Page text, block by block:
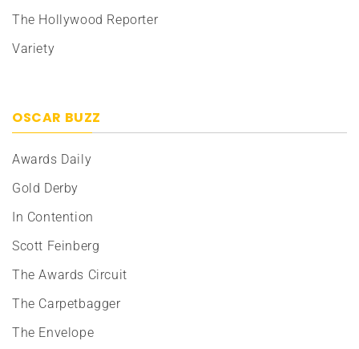
The Hollywood Reporter
Variety
OSCAR BUZZ
Awards Daily
Gold Derby
In Contention
Scott Feinberg
The Awards Circuit
The Carpetbagger
The Envelope